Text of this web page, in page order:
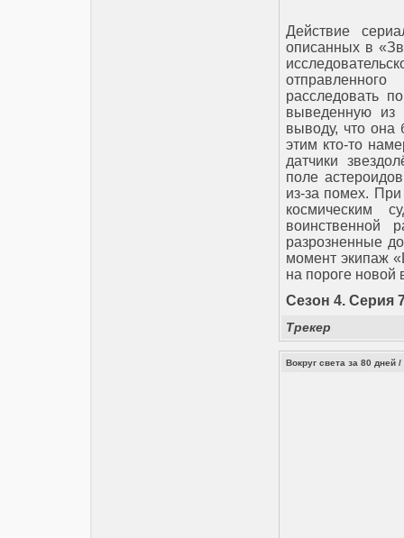
Действие
описанных в
расследовать
выведенную из
выводу, что она
этим кто-то
датчики
поле
из-за помех.
космическим
воинственной
разрозненные
момент экипаж
на пороге новой
Сезон 4. Серия
Трекер
Вокруг света за 80 дней